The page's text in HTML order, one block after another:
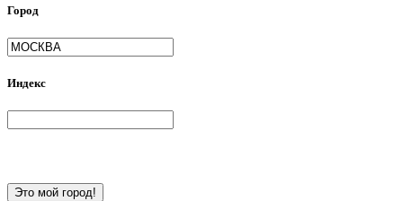
Город
Индекс
Это мой город!